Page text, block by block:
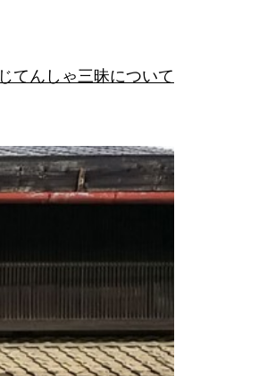
じてんしゃ三昧について